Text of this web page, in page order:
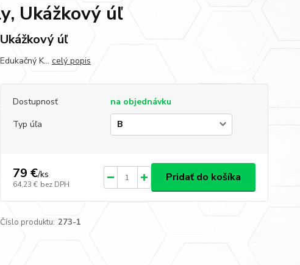
Ukážkový úľ
Ukážkový úľ
Edukačný K... celý popis
Dostupnosť
na objednávku
Typ úľa
79 €/ks
64,23 € bez DPH
Pridať do košíka
Číslo produktu: 273-1